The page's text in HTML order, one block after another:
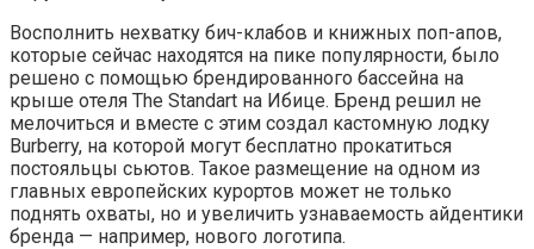
Восполнить нехватку бич-клабов и книжных поп-апов,
которые сейчас находятся на пике популярности, было
решено с помощью брендированного бассейна на
крыше отеля The Standart на Ибице. Бренд решил не
мелочиться и вместе с этим создал кастомную лодку
Burberry, на которой могут бесплатно прокатиться
постояльцы сьютов. Такое размещение на одном из
главных европейских курортов может не только
поднять охваты, но и увеличить узнаваемость айдентики
бренда — например, нового логотипа.